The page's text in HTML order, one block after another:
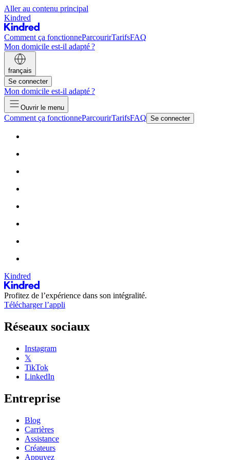
Aller au contenu principal
Kindred
Comment ça fonctionneParcourirTarifsFAQ
Mon domicile est-il adapté ?
français
Se connecter
Mon domicile est-il adapté ?
Ouvrir le menu
Comment ça fonctionneParcourirTarifsFAQ Se connecter
Kindred
Profitez de l’expérience dans son intégralité.
Télécharger l’appli
Réseaux sociaux
Instagram
𝕏
TikTok
LinkedIn
Entreprise
Blog
Carrières
Assistance
Créateurs
Appuyez